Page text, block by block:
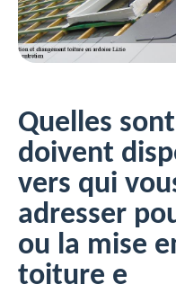
Quelles
doivent
vers qui
adresser
ou la mise
toiture e